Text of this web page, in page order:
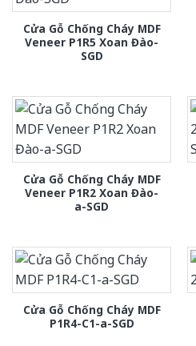
Cửa Gỗ Chống Cháy MDF
Veneer P1R5 Xoan Đào-
SGD
Cửa Gỗ Chống Cháy MDF
Veneer P1R2 Xoan Đào-
a-SGD
Cửa Gỗ Chống Cháy MDF
P1R4-C1-a-SGD